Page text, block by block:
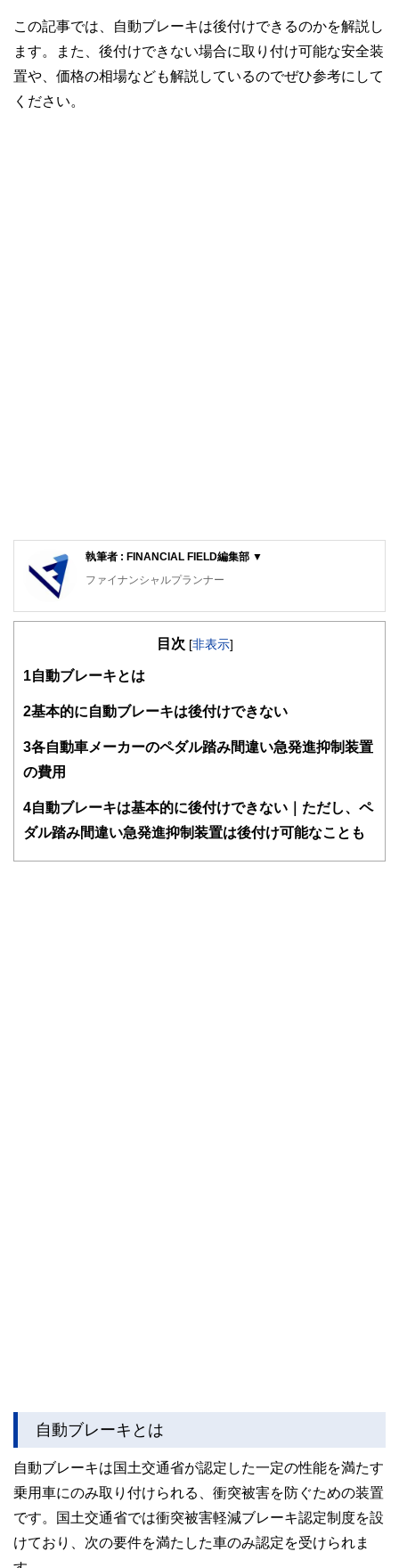
この記事では、自動ブレーキは後付けできるのかを解説し
ます。また、後付けできない場合に取り付け可能な安全装
置や、価格の相場なども解説しているのでぜひ参考にして
ください。
執筆者 : FINANCIAL FIELD編集部 ▼
ファイナンシャルプランナー
FinancialField編集部は、金融、経済に関する記事を、日々
知識がない方でも理解できるようわかりやすく発信していま
得者を中心に「お金や暮らし」に関する書籍・雑誌の編集経
験者で構成され、企画立案から記事掲載まですべての工程に
ドバイザー、DCプランナー、公認会計士、社会保険労務
士、行政書士、投資アナリスト、キャリアコンサルタントな
ど150名以上の有資格者を執筆者・監修者として迎え、むず
をわかりやすく発信している点です。
目次 [非表示]
1 自動ブレーキとは
2基本的に自動ブレーキは後付けできない
3各自動車メーカーのペダル踏み間違い急発進抑制装置
の費用
4自動ブレーキは基本的に後付けできない｜ただし、ペ
ダル踏み間違い急発進抑制装置は後付け可能なことも
自動ブレーキとは
自動ブレーキは国土交通省が認定した一定の性能を満たす
乗用車にのみ取り付けられる、衝突被害を防ぐための装置
です。国土交通省では衝突被害軽減ブレーキ認定制度を設
けており、次の要件を満たした車のみ認定を受けられま